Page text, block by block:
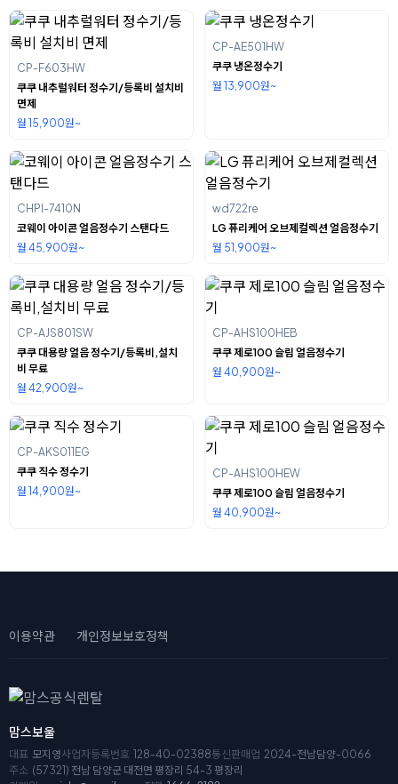
CP-F603HW
쿠쿠 내추럴워터 정수기/등록비 설치비
면제
월 15,900원~
CP-AE501HW
쿠쿠 냉온정수기
월 13,900원~
CHPI-7410N
코웨이 아이콘 얼음정수기 스탠다드
월 45,900원~
wd722re
LG 퓨리케어 오브제컬렉션 얼음정수기
월 51,900원~
CP-AJS801SW
쿠쿠 대용량 얼음 정수기/등록비,설치
비 무료
월 42,900원~
CP-AHS100HEB
쿠쿠 제로100 슬림 얼음정수기
월 40,900원~
CP-AKS011EG
쿠쿠 직수 정수기
월 14,900원~
CP-AHS100HEW
쿠쿠 제로100 슬림 얼음정수기
월 40,900원~
이용약관 개인정보보호정책
맘스보울
대표 모지영사업자등록번호 128-40-02388통신판매업 2024-전남담양-0066
주소 (57321) 전남 담양군 대전면 평장리 54-3 평장리